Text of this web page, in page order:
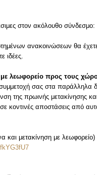
στον ακόλουθο σύνδεσμο:
ανακοινώσεων θα
ιδέες.
με λεωφορείο προς τους
σας στα παράλληλα
της πρωινής μετακίνησης
σε κοντινές αποστάσεις
μετακίνηση με